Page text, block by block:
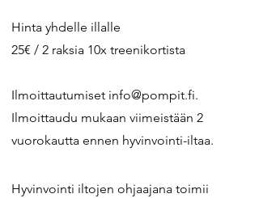
Hinta yhdelle illalle
25€ / 2 raksia 10x treenikortista
Ilmoittautumiset info@pompit.fi.
Ilmoittaudu mukaan viimeistään 2
vuorokautta ennen hyvinvointi-iltaa.
Hyvinvointi iltojen ohjaajana toimii